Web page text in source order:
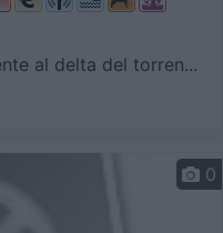
al delta del torren...
0